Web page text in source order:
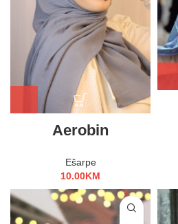
Aerobin
Ešarpe
10.00KM